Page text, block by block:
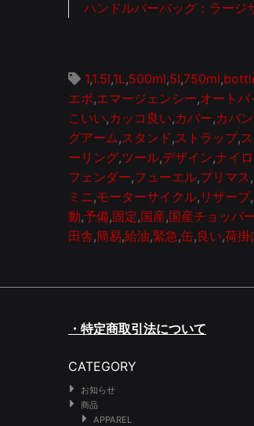
ハンドルバーバッグ：ラージ
1,1.5l,1L,500ml,5l,750ml,
エボ,エマージェンシー,オートバ
こいい,カッコ良い,カバー,カバン
グアーム ,スタンド ,ストラップ,
ーリング,ツール,デザイン,ナイ
フェンダー,フューエル,プリマス ,
ミニ ,モーターサイクル, リザーブ,
動,予備,固定,国産,国産チョッパ
田舎,簡易,給油,緊急 ,缶,良い,荷掛
・特定商取引法について
CATEGORY
お知らせ
商品
APPAREL